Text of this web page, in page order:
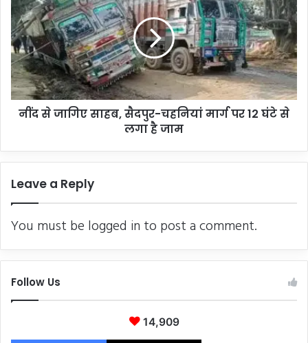
जागिए
साहब,
सैदपुर-
चहनियां
मार्ग
पर
12
घंटेनींद से जागिए साहब, सैदपुर-चहनियां मार्ग पर 12 घंटे से
लगा है जाम
Leave a Reply
You must be logged in to post a comment.
Follow Us
14,909